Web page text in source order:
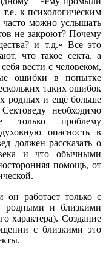
к психологическим
можно услышать
не закроют? Почему
и т.д.» Все это
что такое секта, а
вести с человеком,
ошибки в попытке
таких ошибок
родных и ещё больше
необходимо
только проблему
опасность в
должен рассказать о
и что обычными
помощь, от
он работает только с
родными и близкими
характера). Создание
с близкими это